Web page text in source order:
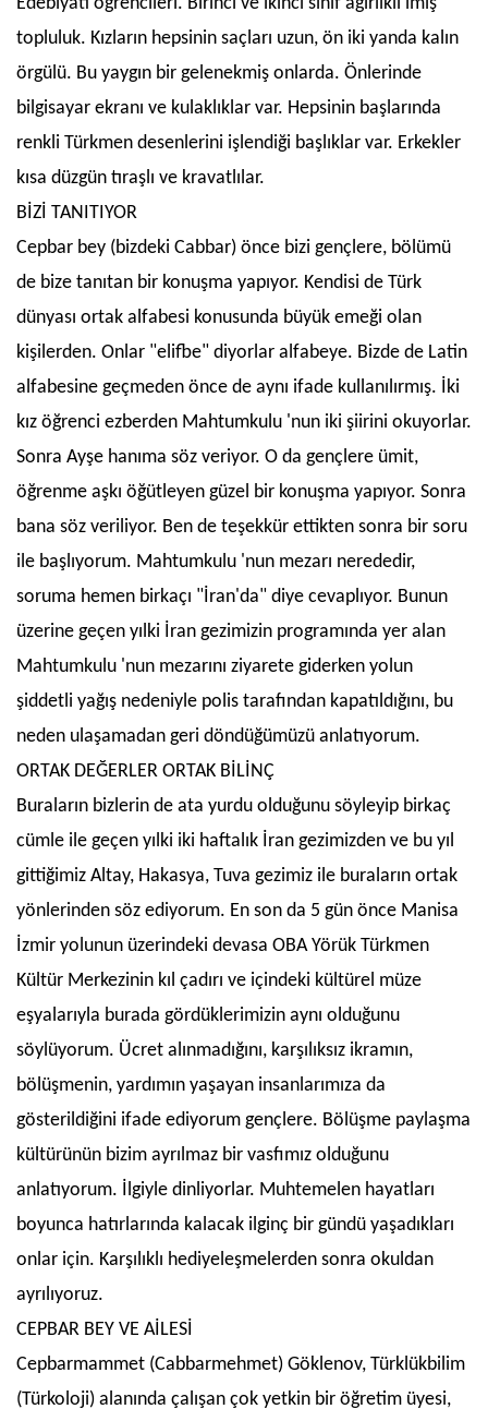
topluluk. Kızların hepsinin saçları uzun, ön iki yanda kalın
örgülü. Bu yaygın bir gelenekmiş onlarda. Önlerinde
bilgisayar ekranı ve kulaklıklar var. Hepsinin başlarında
renkli Türkmen desenlerini işlendiği başlıklar var. Erkekler
kısa düzgün tıraşlı ve kravatlılar.
BİZİ TANITIYOR
Cepbar bey (bizdeki Cabbar) önce bizi gençlere, bölümü
de bize tanıtan bir konuşma yapıyor. Kendisi de Türk
dünyası ortak alfabesi konusunda büyük emeği olan
kişilerden. Onlar "elifbe" diyorlar alfabeye. Bizde de Latin
alfabesine geçmeden önce de aynı ifade kullanılırmış. İki
kız öğrenci ezberden Mahtumkulu 'nun iki şiirini okuyorlar.
Sonra Ayşe hanıma söz veriyor. O da gençlere ümit,
öğrenme aşkı öğütleyen güzel bir konuşma yapıyor. Sonra
bana söz veriliyor. Ben de teşekkür ettikten sonra bir soru
ile başlıyorum. Mahtumkulu 'nun mezarı nerededir,
soruma hemen birkaçı "İran'da" diye cevaplıyor. Bunun
üzerine geçen yılki İran gezimizin programında yer alan
Mahtumkulu 'nun mezarını ziyarete giderken yolun
şiddetli yağış nedeniyle polis tarafından kapatıldığını, bu
neden ulaşamadan geri döndüğümüzü anlatıyorum.
ORTAK DEĞERLER ORTAK BİLİNÇ
Buraların bizlerin de ata yurdu olduğunu söyleyip birkaç
cümle ile geçen yılki iki haftalık İran gezimizden ve bu yıl
gittiğimiz Altay, Hakasya, Tuva gezimiz ile buraların ortak
yönlerinden söz ediyorum. En son da 5 gün önce Manisa
İzmir yolunun üzerindeki devasa OBA Yörük Türkmen
Kültür Merkezinin kıl çadırı ve içindeki kültürel müze
eşyalarıyla burada gördüklerimizin aynı olduğunu
söylüyorum. Ücret alınmadığını, karşılıksız ikramın,
bölüşmenin, yardımın yaşayan insanlarımıza da
gösterildiğini ifade ediyorum gençlere. Bölüşme paylaşma
kültürünün bizim ayrılmaz bir vasfımız olduğunu
anlatıyorum. İlgiyle dinliyorlar. Muhtemelen hayatları
boyunca hatırlarında kalacak ilginç bir gündü yaşadıkları
onlar için. Karşılıklı hediyeleşmelerden sonra okuldan
ayrılıyoruz.
CEPBAR BEY VE AİLESİ
Cepbarmammet (Cabbarmehmet) Göklenov, Türklükbilim
(Türkoloji) alanında çalışan çok yetkin bir öğretim üyesi,